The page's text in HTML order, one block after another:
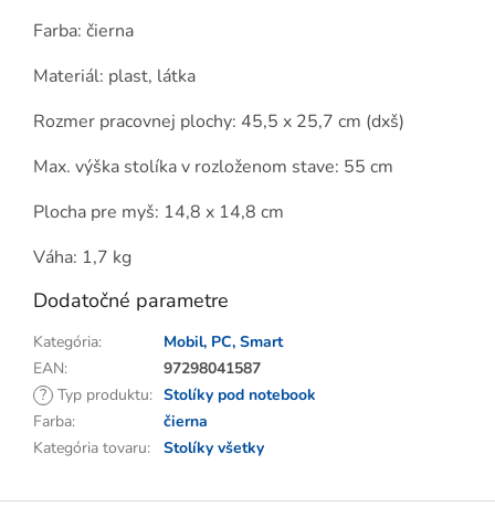
Farba: čierna
Materiál: plast, látka
Rozmer pracovnej plochy: 45,5 x 25,7 cm (dxš)
Max. výška stolíka v rozloženom stave: 55 cm
Plocha pre myš: 14,8 x 14,8 cm
Váha: 1,7 kg
Dodatočné parametre
Kategória:
Mobil, PC, Smart
EAN:
97298041587
? Typ produktu: Stolíky pod notebook
Farba:
čierna
Kategória tovaru: Stolíky všetky
Z